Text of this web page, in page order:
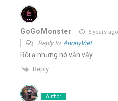
GoGoMonster 6 years ago
Reply to AnonyViet
Rồi ạ nhưng nó vẫn vậy
Reply
Author